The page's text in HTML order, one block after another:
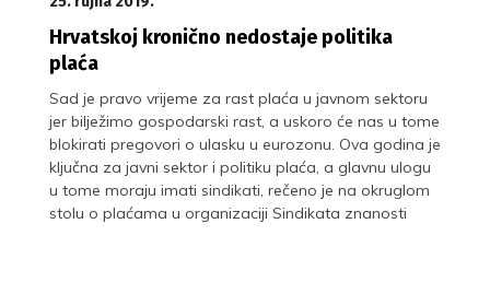
Hrvatskoj kronično nedostaje politika
plaća
Sad je pravo vrijeme za rast plaća u javnom sektoru
jer bilježimo gospodarski rast, a uskoro će nas u tome
blokirati pregovori o ulasku u eurozonu. Ova godina je
ključna za javni sektor i politiku plaća, a glavnu ulogu
u tome moraju imati sindikati, rečeno je na okruglom
stolu o plaćama u organizaciji Sindikata znanosti